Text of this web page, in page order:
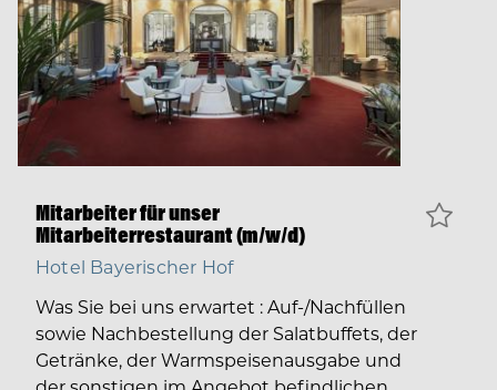
Mitarbeiter für unser
Mitarbeiterrestaurant (m/w/d)
Hotel Bayerischer Hof
Was Sie bei uns erwartet : Auf-/Nachfüllen
sowie Nachbestellung der Salatbuffets, der
Getränke, der Warmspeisenausgabe und